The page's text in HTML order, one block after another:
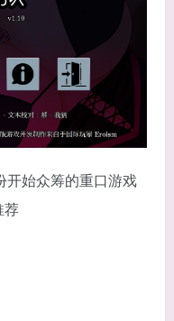
开始众筹的重口游戏
荐